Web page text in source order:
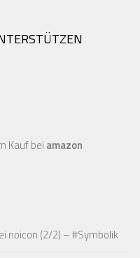
Kauf bei amazon
noicon (2/2) – #Symbolik